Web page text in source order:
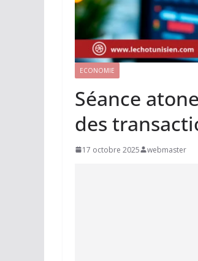
ECONOMIE
Séance
des
17 octobre 2025 webmaster